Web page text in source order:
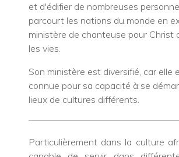
et d'édifier de nombreuses
parcourt les nations du monde en
ministère de chanteuse pour Christ
les vies.
Son ministère est diversifié, car elle
connue pour sa capacité à se
lieux de cultures différents.
Particulièrement dans la culture